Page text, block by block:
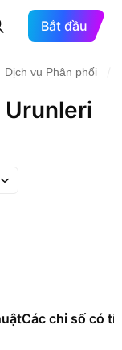
Bắt đầu
Dịch vụ Phân phối
Các chỉ số có